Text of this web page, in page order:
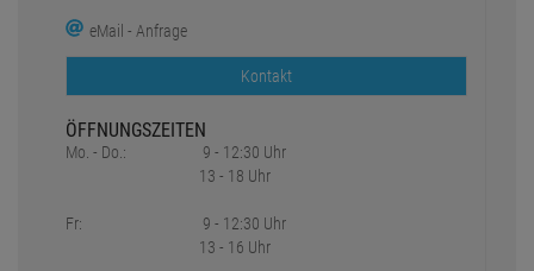
eMail - Anfrage
Kontakt
ÖFFNUNGSZEITEN
Mo. - Do.:
Fr:
9 - 12:30 Uhr
13 - 18 Uhr
9 - 12:30 Uhr
13 - 16 Uhr